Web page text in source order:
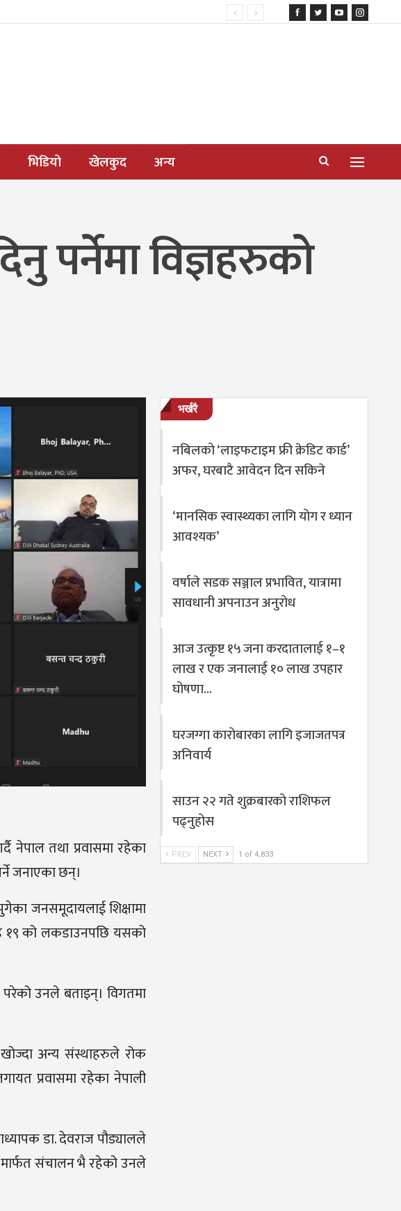
भिडियो खेलकुद अन्य
पर्नेमा विज्ञहरुको
नेपाल तथा प्रवासमा रहेका
जनाएका छन्।
जनसमूदायलाई शिक्षामा
१९ को लकडाउनपछि यसको
परेको उनले बताइन्। विगतमा
अन्य संस्थाहरुले रोक
प्रवासमा रहेका नेपाली
डा. देवराज पौड्यालले
मार्फत संचालन भै रहेको उनले
भर्खरै
नबिलको ‘लाइफटाइम फ्री क्रेडिट कार्ड’
अफर, घरबाटै आवेदन दिन सकिने
‘मानसिक स्वास्थ्यका लागि योग र ध्यान
आवश्यक’
वर्षाले सडक सञ्जाल प्रभावित, यात्रामा
सावधानी अपनाउन अनुरोध
आज उत्कृष्ट १५ जना करदातालाई १–१
लाख र एक जनालाई १० लाख उपहार
घोषणा…
घरजग्गा कारोबारका लागि इजाजतपत्र
अनिवार्य
साउन २२ गते शुक्रबारको राशिफल
पढ्नुहोस
PREV NEXT 1 of 4,833